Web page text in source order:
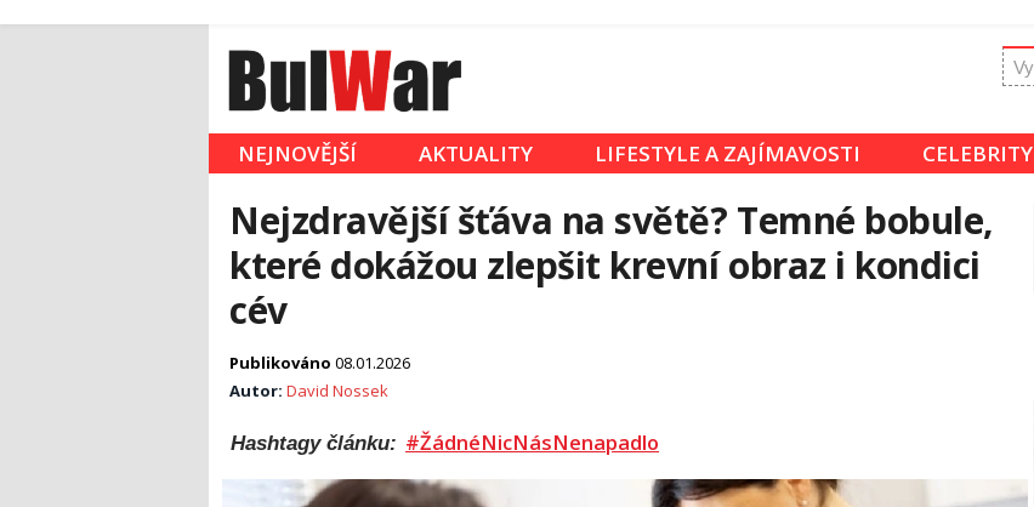
NEJNOVĚJŠÍ AKTUALITY LIFESTYLE A ZAJÍMAVOSTI CELEBRITY
Nejzdravější šťáva na světě? Temné bobule,
které dokážou zlepšit krevní obraz i kondici
cév
Publikováno 08.01.2026
Autor: David Nossek
Hashtagy článku: #ŽádnéNicNásNenapadlo